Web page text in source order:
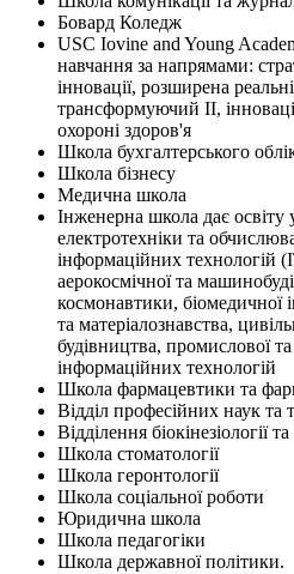
Бовард Коледж
USC Iovine and Young
навчання за напрямами:
інновації, розширена
трансформуючий ІІ,
охороні здоров'я
Школа бухгалтерського
Школа бізнесу
Медична школа
Інженерна школа дає
електротехніки та
інформаційних технологій
аерокосмічної та
космонавтики, біомедичної
та матеріалознавства,
будівництва, промислової та
інформаційних технологій
Школа фармацевтики та
Відділ професійних наук та
Відділення біокінезіології та
Школа стоматології
Школа геронтології
Школа соціальної роботи
Юридична школа
Школа педагогіки
Школа державної політики.